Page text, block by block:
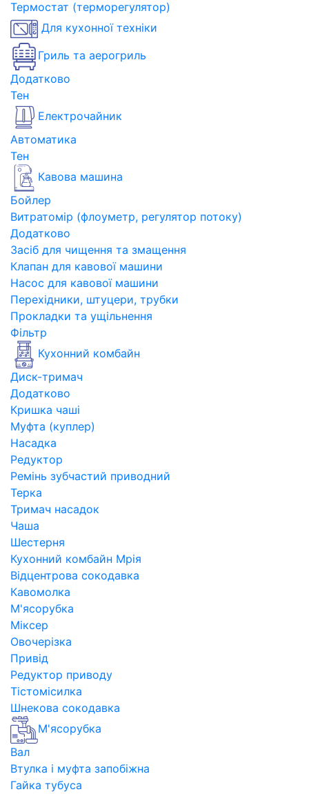
Термостат (терморегулятор)
Для кухонної техніки
Гриль та аерогриль
Додатково
Тен
Електрочайник
Автоматика
Тен
Кавова машина
Бойлер
Витратомір (флоуметр, регулятор потоку)
Додатково
Засіб для чищення та змащення
Клапан для кавової машини
Насос для кавової машини
Перехідники, штуцери, трубки
Прокладки та ущільнення
Фільтр
Кухонний комбайн
Диск-тримач
Додатково
Кришка чаші
Муфта (куплер)
Насадка
Редуктор
Ремінь зубчастий приводний
Терка
Тримач насадок
Чаша
Шестерня
Кухонний комбайн Мрія
Відцентрова сокодавка
Кавомолка
М'ясорубка
Міксер
Овочерізка
Привід
Редуктор приводу
Тістомісилка
Шнекова сокодавка
М'ясорубка
Вал
Втулка і муфта запобіжна
Гайка тубуса